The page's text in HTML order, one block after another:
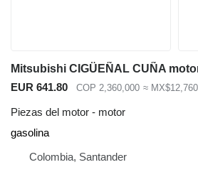
Mitsubishi CIGÜEÑAL CUÑA
EUR 641.80
COP 2,360,000 ≈ MX$12,760
Piezas del motor - motor
gasolina
Colombia, Santander